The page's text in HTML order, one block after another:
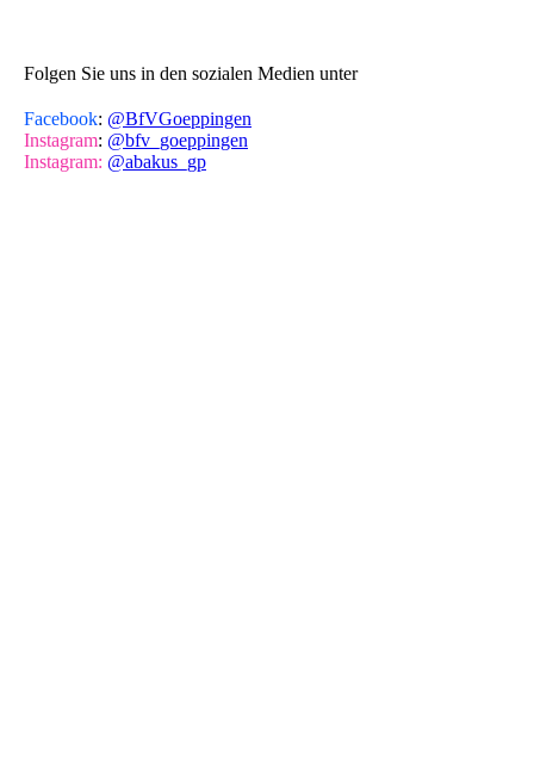
Folgen Sie uns in den sozialen Medien unter
Facebook: @BfVGoeppingen
Instagram: @bfv_goeppingen
Instagram: @abakus_gp